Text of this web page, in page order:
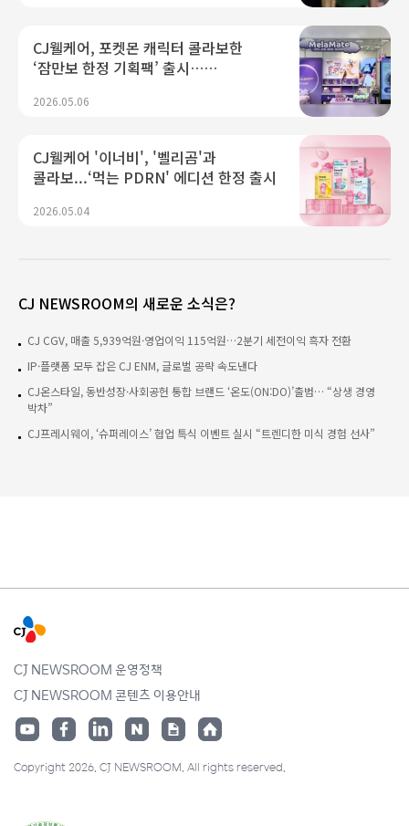
CJ웰케어, 포켓몬 캐릭터 콜라보한
‘잠만보 한정 기획팩’ 출시…
2026.05.06
CJ웰케어 '이너비', '벨리곰'과
콜라보...‘먹는 PDRN' 에디션 한정 출시
2026.05.04
CJ NEWSROOM의 새로운 소식은?
CJ CGV, 매출 5,939억원·영업이익 115억원…2분기 세전이익 흑자 전환
IP·플랫폼 모두 잡은 CJ ENM, 글로벌 공략 속도낸다
CJ온스타일, 동반성장·사회공헌 통합 브랜드 ‘온도(ON:DO)’출범… “상생 경영
박차”
CJ프레시웨이, ‘슈퍼레이스’ 협업 특식 이벤트 실시 “트렌디한 미식 경험 선사”
CJ NEWSROOM 운영정책
CJ NEWSROOM 콘텐츠 이용안내
Copyright 2026. CJ NEWSROOM. All rights reserved.